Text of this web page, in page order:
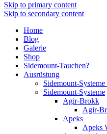
Skip to primary content
Skip to secondary content
Home
Blog
Galerie
Shop
Sidemount-Tauchen?
Ausrüstung
Sidemount-
Sidemount-Systeme
Agir-Brokk
Agir-
Apeks
Apeks